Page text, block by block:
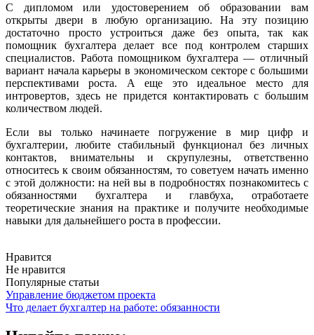
С дипломом или удостоверением об образовании вам
открыты двери в любую организацию. На эту позицию
достаточно просто устроиться даже без опыта, так как
помощник бухгалтера делает все под контролем старших
специалистов. Работа помощником бухгалтера — отличный
вариант начала карьеры в экономическом секторе с большими
перспективами роста. А еще это идеальное место для
интровертов, здесь не придется контактировать с большим
количеством людей.
Если вы только начинаете погружение в мир цифр и
бухгалтерии, любите стабильный функционал без личных
контактов, внимательны и скрупулезны, ответственно
относитесь к своим обязанностям, то советуем начать именно
с этой должности: на ней вы в подробностях познакомитесь с
обязанностями бухгалтера и главбуха, отработаете
теоретические знания на практике и получите необходимые
навыки для дальнейшего роста в профессии.
Нравится
Не нравится
Популярные статьи
Управление бюджетом проекта
Что делает бухгалтер на работе: обязанности